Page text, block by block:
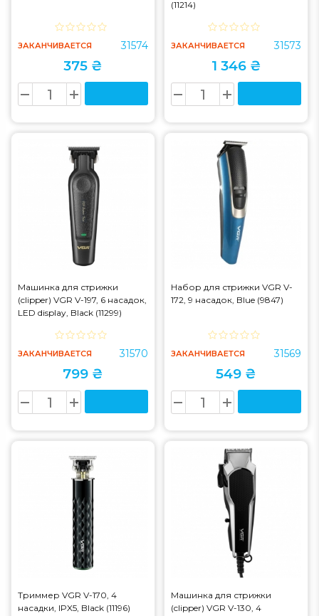
ЗАКАНЧИВАЕТСЯ 31574
375 ₴
(11214)
ЗАКАНЧИВАЕТСЯ 31573
1 346 ₴
Машинка для стрижки
(clipper) VGR V-197, 6 насадок,
LED display, Black (11299)
ЗАКАНЧИВАЕТСЯ 31570
799 ₴
Набор для стрижки VGR V-
172, 9 насадок, Blue (9847)
ЗАКАНЧИВАЕТСЯ 31569
549 ₴
Триммер VGR V-170, 4
насадки, IPX5, Black (11196)
Машинка для стрижки
(clipper) VGR V-130, 4